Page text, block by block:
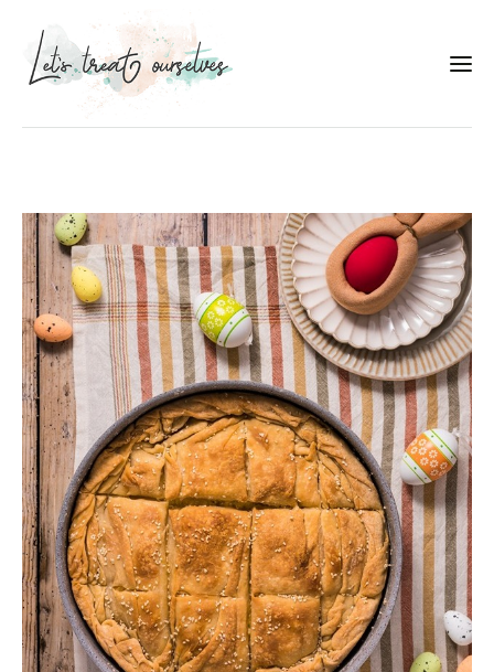
Portfolio
Services
Food photography tips
Επικοινωνία
Συνεργασίες
Moments of Mine
FAQ